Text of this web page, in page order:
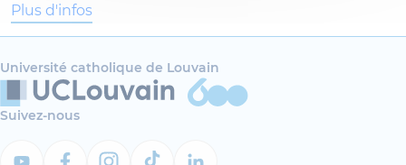
Plus d'infos
Université catholique de Louvain
Suivez-nous